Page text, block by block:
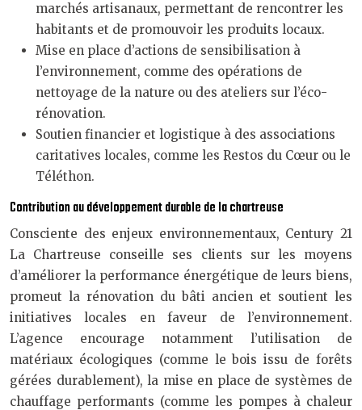
marchés artisanaux, permettant de rencontrer les
habitants et de promouvoir les produits locaux.
Mise en place d’actions de sensibilisation à
l’environnement, comme des opérations de
nettoyage de la nature ou des ateliers sur l’éco-
rénovation.
Soutien financier et logistique à des associations
caritatives locales, comme les Restos du Cœur ou le
Téléthon.
Contribution au développement durable de la chartreuse
Consciente des enjeux environnementaux, Century 21
La Chartreuse conseille ses clients sur les moyens
d’améliorer la performance énergétique de leurs biens,
promeut la rénovation du bâti ancien et soutient les
initiatives locales en faveur de l’environnement.
L’agence encourage notamment l’utilisation de
matériaux écologiques (comme le bois issu de forêts
gérées durablement), la mise en place de systèmes de
chauffage performants (comme les pompes à chaleur